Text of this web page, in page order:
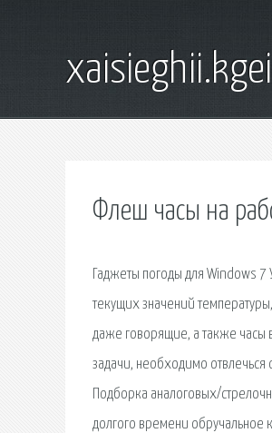
Флеш часы на
Гаджеты погоды для Windows
текущих значений
даже говорящие, а также часы
задачи, необходимо
Подборка аналоговых/
долгого времени обручальное